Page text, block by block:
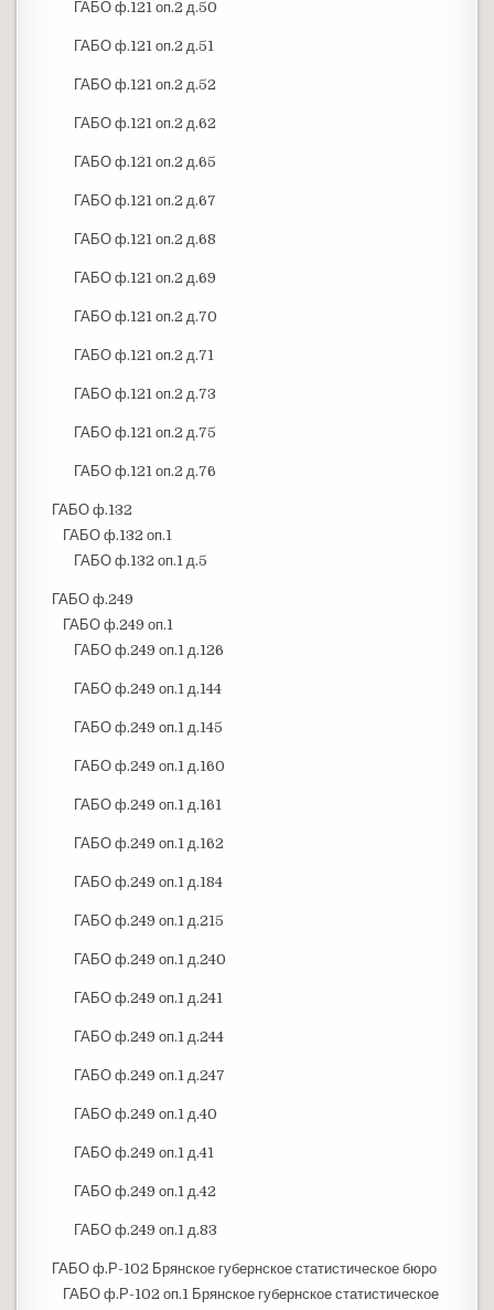
ГАБО ф.121 оп.2 д.50
ГАБО ф.121 оп.2 д.51
ГАБО ф.121 оп.2 д.52
ГАБО ф.121 оп.2 д.62
ГАБО ф.121 оп.2 д.65
ГАБО ф.121 оп.2 д.67
ГАБО ф.121 оп.2 д.68
ГАБО ф.121 оп.2 д.69
ГАБО ф.121 оп.2 д.70
ГАБО ф.121 оп.2 д.71
ГАБО ф.121 оп.2 д.73
ГАБО ф.121 оп.2 д.75
ГАБО ф.121 оп.2 д.76
ГАБО ф.132
ГАБО ф.132 оп.1
ГАБО ф.132 оп.1 д.5
ГАБО ф.249
ГАБО ф.249 оп.1
ГАБО ф.249 оп.1 д.126
ГАБО ф.249 оп.1 д.144
ГАБО ф.249 оп.1 д.145
ГАБО ф.249 оп.1 д.160
ГАБО ф.249 оп.1 д.161
ГАБО ф.249 оп.1 д.162
ГАБО ф.249 оп.1 д.184
ГАБО ф.249 оп.1 д.215
ГАБО ф.249 оп.1 д.240
ГАБО ф.249 оп.1 д.241
ГАБО ф.249 оп.1 д.244
ГАБО ф.249 оп.1 д.247
ГАБО ф.249 оп.1 д.40
ГАБО ф.249 оп.1 д.41
ГАБО ф.249 оп.1 д.42
ГАБО ф.249 оп.1 д.83
ГАБО ф.Р-102 Брянское губернское статистическое бюро
ГАБО ф.Р-102 оп.1 Брянское губернское статистическое